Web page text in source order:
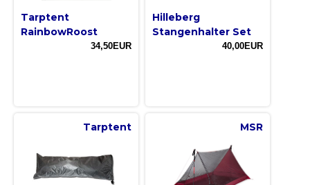
Tarptent
RainbowRoost
34,50EUR
Hilleberg
Stangenhalter Set
40,00EUR
Tarptent MSR